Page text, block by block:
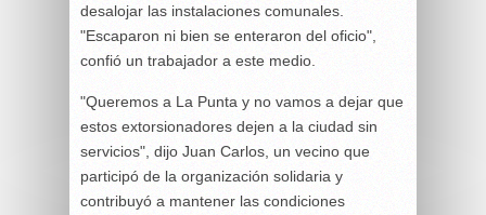
desalojar las instalaciones comunales.
"Escaparon ni bien se enteraron del oficio",
confió un trabajador a este medio.
"Queremos a La Punta y no vamos a dejar que
estos extorsionadores dejen a la ciudad sin
servicios", dijo Juan Carlos, un vecino que
participó de la organización solidaria y
contribuyó a mantener las condiciones